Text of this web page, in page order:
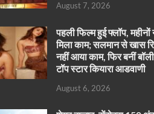
August 7, 2026
पहली फिल्म हुई फ्लॉप, महीनों
मिला काम; सलमान से खास
नहीं आया काम, फिर बनीं
टॉप स्टार कियारा आडवाणी
August 6, 2026